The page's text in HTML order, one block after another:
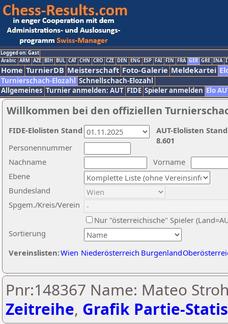
Logged on: Gast
Arabic ARM AZE BIH BUL CAT CHN CRO CZE DEN ENG ESP FAI FIN FRA GER GRE INA
Home TurnierDB Meisterschaft Foto-Galerie Meldekartei
Turnierschach-Elozahl Schnellschach-Elozahl
Allgemeines Turnier anmelden: AUT FIDE Spieler anmelden Elo
Willkommen bei den offiziellen
Nachname
Vorname
Ebene
Sortierung
Personennummer
Bundesland
Spgem./Kreis/Verein
Nur "österreichische" Spieler
Vereinslisten:Wien Niederösterreich Burgenland
AUT-Elolisten
8.601
FIDE-Elolisten Stand
Pnr:148367 Name: Mateo
Zeitreihe, Grafik Partie-